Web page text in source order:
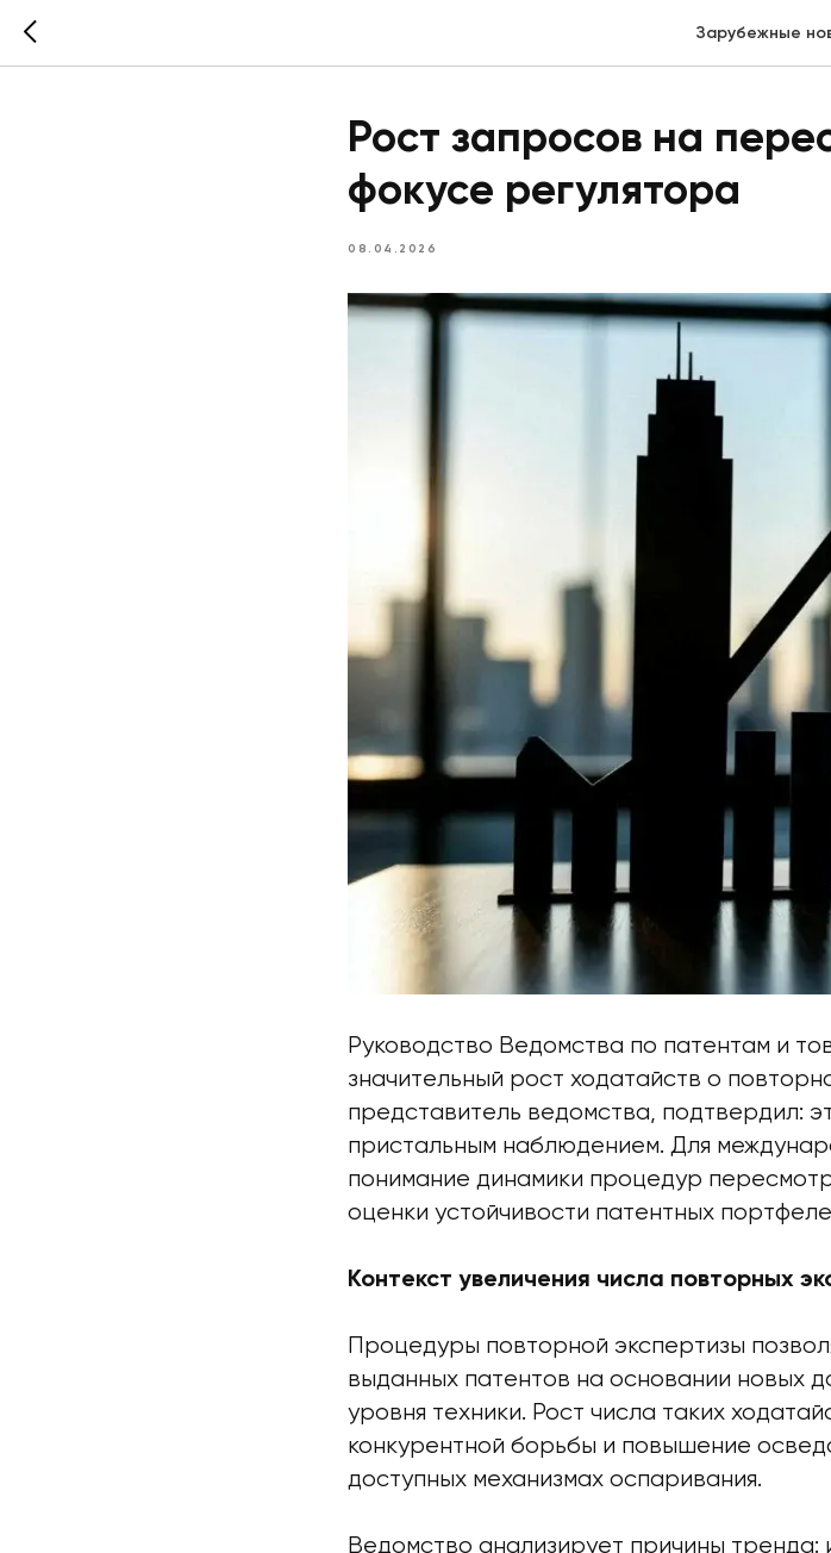
Зарубежные
Рост запросов на
фокусе регулятора
08.04.2026
Руководство Ведомства по патентам и
значительный рост ходатайств о
представитель ведомства, подтвердил:
пристальным наблюдением. Для
понимание динамики процедур
оценки устойчивости патентных
Контекст увеличения числа повторных
Процедуры повторной экспертизы
выданных патентов на основании новых
уровня техники. Рост числа таких
конкурентной борьбы и повышение
доступных механизмах оспаривания.
Ведомство анализирует причины тренда: